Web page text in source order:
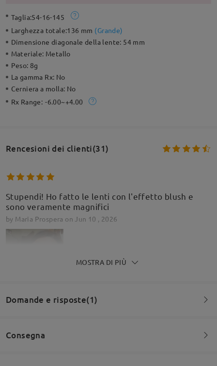
Taglia:54-16-145
Larghezza totale:136 mm (Grande)
Dimensione diagonale della lente: 54 mm
Materiale: Metallo
Peso: 8g
La gamma Rx: No
Cerniera a molla: No
Rx Range: -6.00~+4.00
Rencesioni dei clienti(31)
Stupendi! Ho fatto le lenti con l'effetto blush e
sono veramente magnifici
by Maria Prospera on Jun 10 , 2026
MOSTRA DI PIÙ
Domande e risposte(1)
Consegna